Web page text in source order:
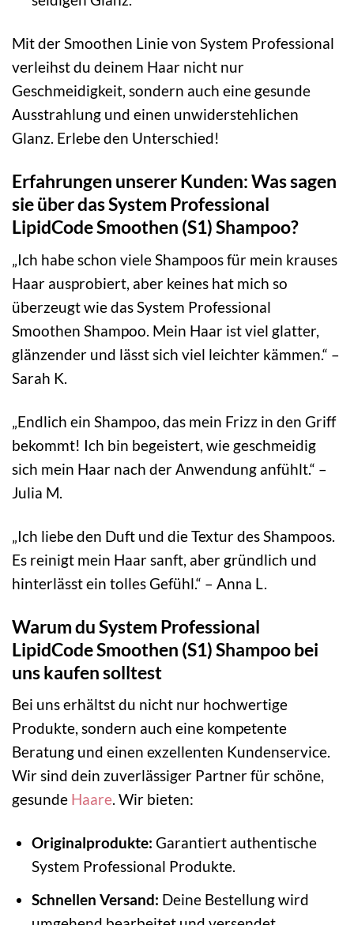
Mit der Smoothen Linie von System Professional
verleihst du deinem Haar nicht nur
Geschmeidigkeit, sondern auch eine gesunde
Ausstrahlung und einen unwiderstehlichen
Glanz. Erlebe den Unterschied!
Erfahrungen unserer Kunden: Was sagen
sie über das System Professional
LipidCode Smoothen (S1) Shampoo?
„Ich habe schon viele Shampoos für mein krauses
Haar ausprobiert, aber keines hat mich so
überzeugt wie das System Professional
Smoothen Shampoo. Mein Haar ist viel glatter,
glänzender und lässt sich viel leichter kämmen.“ –
Sarah K.
„Endlich ein Shampoo, das mein Frizz in den Griff
bekommt! Ich bin begeistert, wie geschmeidig
sich mein Haar nach der Anwendung anfühlt.“ –
Julia M.
„Ich liebe den Duft und die Textur des Shampoos.
Es reinigt mein Haar sanft, aber gründlich und
hinterlässt ein tolles Gefühl.“ – Anna L.
Warum du System Professional
LipidCode Smoothen (S1) Shampoo bei
uns kaufen solltest
Bei uns erhältst du nicht nur hochwertige
Produkte, sondern auch eine kompetente
Beratung und einen exzellenten Kundenservice.
Wir sind dein zuverlässiger Partner für schöne,
gesunde Haare. Wir bieten:
Originalprodukte: Garantiert authentische
System Professional Produkte.
Schnellen Versand: Deine Bestellung wird